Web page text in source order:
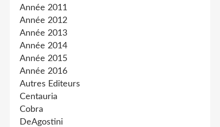
Année 2011
Année 2012
Année 2013
Année 2014
Année 2015
Année 2016
Autres Editeurs
Centauria
Cobra
DeAgostini